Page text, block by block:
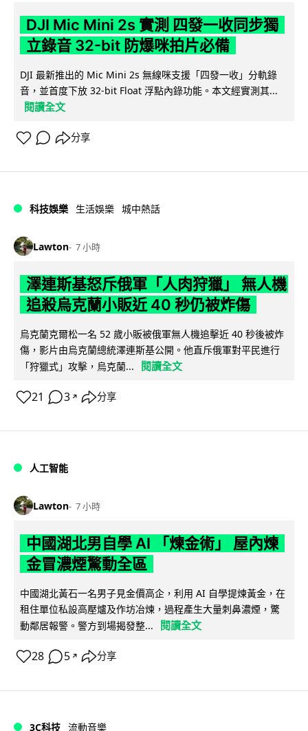
DJI Mic Mini 2s 實測 四發一收同步獨
立錄音 32-bit 防爆咪拍片必備
DJI 最新推出的 Mic Mini 2s 無線咪支援「四發一收」分軌錄
音，並首度下放 32-bit Float 浮點內錄功能。本文經實測其...
閱讀全文
分享
科技娛樂 生活娛樂 城中熱話
Lawton 7 小時
澤連斯基怒斥俄軍「人肉狩獵」 無人機
追殺烏克蘭小販近 40 秒仍被炸傷
烏克蘭克爾松一名 52 歲小販被俄軍無人機追擊近 40 秒後被炸
傷，影片由烏克蘭總統澤連斯基公開。他直斥俄軍對平民進行
「狩獵式」攻擊，烏克蘭...
閱讀全文
21 3 ↗ 分享
人工智能
Lawton 7 小時
中國湖北男自學 AI 「煉金術」 屋內煉
金冒濃煙驚動全區
中國湖北黃石一名男子見金價高企，利用 AI 自學提煉黃金，在
租住單位私設高壓爐及作坊冶煉，過程產生大量刺鼻濃煙，驚
動鄰居報警。警方到場揭發整...
閱讀全文
28 5 ↗ 分享
3C科技 流動音樂